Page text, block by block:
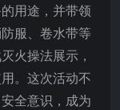
用途，并带领
服、卷水带等
火操法展示，
。这次活动不
全意识，成为